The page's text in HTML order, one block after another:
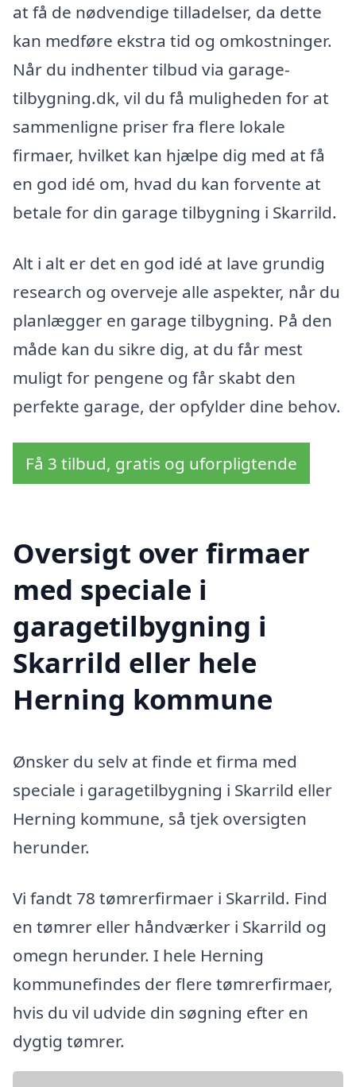
at få de nødvendige tilladelser, da dette
kan medføre ekstra tid og omkostninger.
Når du indhenter tilbud via garage-
tilbygning.dk, vil du få muligheden for at
sammenligne priser fra flere lokale
firmaer, hvilket kan hjælpe dig med at få
en god idé om, hvad du kan forvente at
betale for din garage tilbygning i Skarrild.
Alt i alt er det en god idé at lave grundig
research og overveje alle aspekter, når du
planlægger en garage tilbygning. På den
måde kan du sikre dig, at du får mest
muligt for pengene og får skabt den
perfekte garage, der opfylder dine behov.
Få 3 tilbud, gratis og uforpligtende
Oversigt over firmaer
med speciale i
garagetilbygning i
Skarrild eller hele
Herning kommune
Ønsker du selv at finde et firma med
speciale i garagetilbygning i Skarrild eller
Herning kommune, så tjek oversigten
herunder.
Vi fandt 78 tømrerfirmaer i Skarrild. Find
en tømrer eller håndværker i Skarrild og
omegn herunder. I hele Herning
kommunefindes der flere tømrerfirmaer,
hvis du vil udvide din søgning efter en
dygtig tømrer.